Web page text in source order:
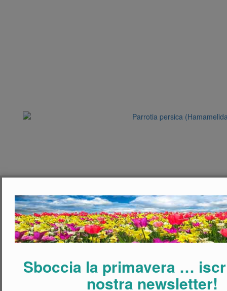
Sboccia la primavera …
nostra newsletter!